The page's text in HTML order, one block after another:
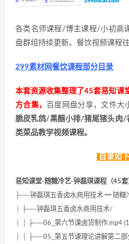
各类名师课程/博主课程/小初高
盘群组持续更新。餐饮视频课程
299素材网餐饮课程部分目录
本套资源收集整理了45套易知课
方合集，
百度网盘分享，文件大
脆皮乳鸽/黑醋小排/猪尾猪头肉
类菜品教学视频课程。
目录如下
易知课堂-随糖冷艺-钟磊琪课程（45
├──钟磊琪五香卤水商用技术 ━ 随
│ ├──钟磊琪五香卤水商用技术/
│ │ ├──06_第六节课卤货制作.mp4
│ │ ├──05_第五节课理论讲解第二部